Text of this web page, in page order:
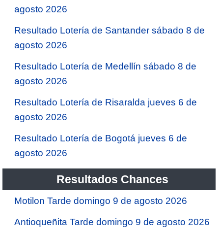
agosto 2026
Resultado Lotería de Santander sábado 8 de
agosto 2026
Resultado Lotería de Medellín sábado 8 de
agosto 2026
Resultado Lotería de Risaralda jueves 6 de
agosto 2026
Resultado Lotería de Bogotá jueves 6 de
agosto 2026
Resultados Chances
Motilon Tarde domingo 9 de agosto 2026
Antioqueñita Tarde domingo 9 de agosto 2026